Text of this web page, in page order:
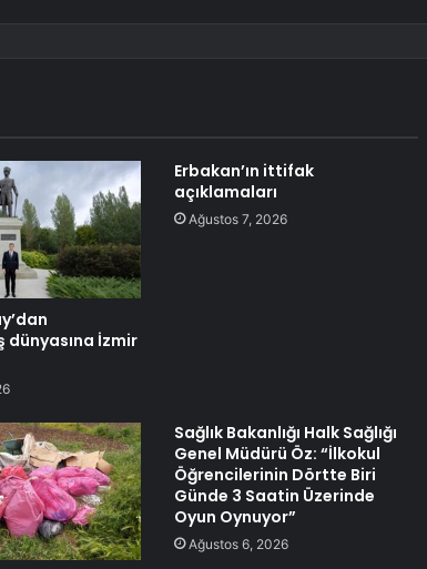
dünyasına İzmir
Erbakan’ın ittifak
açıklamaları
Ağustos 7, 2026
Sağlık Bakanlığı Halk Sağlığı
Genel Müdürü Öz: “İlkokul
Öğrencilerinin Dörtte Biri
Günde 3 Saatin Üzerinde
Oyun Oynuyor”
Ağustos 6, 2026